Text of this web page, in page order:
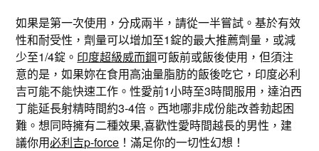
如果是第一次使用，分成兩半，請從一半嘗試。基於有效
性和耐受性，劑量可以增加至1錠的最大推薦劑量，或減
少至1/4錠。 印度超級威而鋼可飯前或飯後使用，但須注
意的是，如果妳在食用高油量脂肪的飯後吃它，印度必利
吉可能不能快速工作。性愛前1小時至3時間服用，達泊西
丁能延長射精時間約3-4倍。西地哪非成份能改善勃起困
難。想同時擁有二種效果,喜歡性愛時間越長的男性，建
議你用必利吉p-force ！滿足你的一切性幻想！